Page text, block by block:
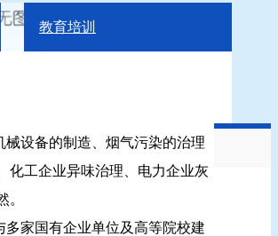
教育培训
设备的制造、烟气污染的治理
化工企业异味治理、电力企业灰
家国有企业单位及高等院校建